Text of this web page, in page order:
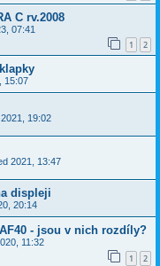
C rv.2008
07:41
1 2
15:07
19:02
2021, 13:47
displeji
20:14
- jsou v nich rozdíly?
11:32
1 2